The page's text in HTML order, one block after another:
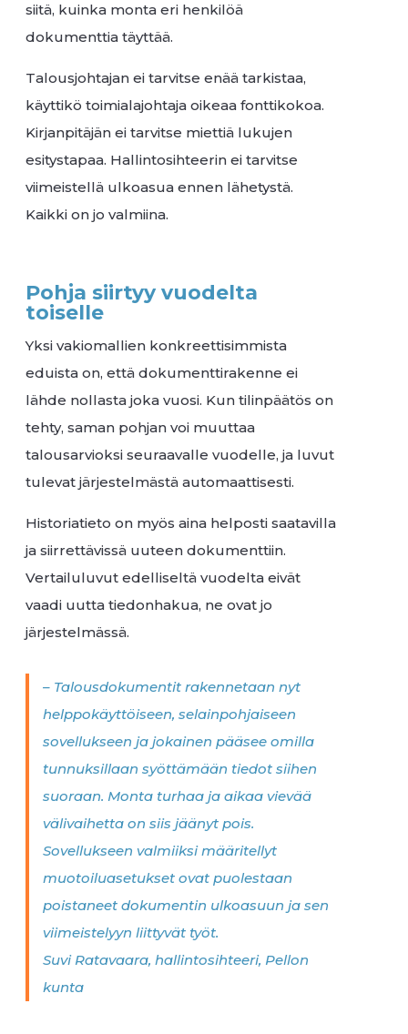
siitä, kuinka monta eri henkilöä
dokumenttia täyttää.
Talousjohtajan ei tarvitse enää tarkistaa,
käyttikö toimialajohtaja oikeaa fonttikokoa.
Kirjanpitäjän ei tarvitse miettiä lukujen
esitystapaa. Hallintosihteerin ei tarvitse
viimeistellä ulkoasua ennen lähetystä.
Kaikki on jo valmiina.
Pohja siirtyy vuodelta
toiselle
Yksi vakiomallien konkreettisimmista
eduista on, että dokumenttirakenne ei
lähde nollasta joka vuosi. Kun tilinpäätös on
tehty, saman pohjan voi muuttaa
talousarvioksi seuraavalle vuodelle, ja luvut
tulevat järjestelmästä automaattisesti.
Historiatieto on myös aina helposti saatavilla
ja siirrettävissä uuteen dokumenttiin.
Vertailuluvut edelliseltä vuodelta eivät
vaadi uutta tiedonhakua, ne ovat jo
järjestelmässä.
– Talousdokumentit rakennetaan nyt
helppokäyttöiseen, selainpohjaiseen
sovellukseen ja jokainen pääsee omilla
tunnuksillaan syöttämään tiedot siihen
suoraan. Monta turhaa ja aikaa vievää
välivaihetta on siis jäänyt pois.
Sovellukseen valmiiksi määritellyt
muotoiluasetukset ovat puolestaan
poistaneet dokumentin ulkoasuun ja sen
viimeistelyyn liittyvät työt.
Suvi Ratavaara, hallintosihteeri, Pellon
kunta